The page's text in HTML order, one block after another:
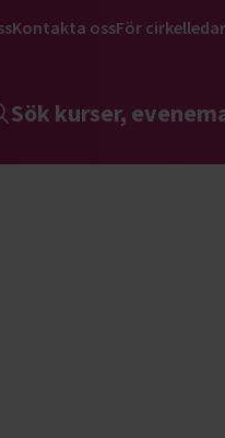
Kontakta ossFör
Sök kurser,